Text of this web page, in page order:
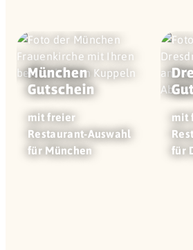
München
Gutschein
mit freier
Restaurant-Auswahl
für München
mit
für